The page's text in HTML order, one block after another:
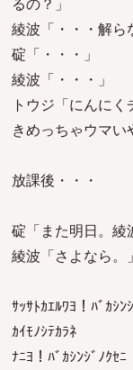
綾波「・・・解ら
碇「・・・」
綾波「・・・」
トウジ「にんに
きめっちゃウマい
放課後・・・
碇「また明日。綾
綾波「さよなら。」
ｻｯｻﾄｶｴﾙﾜﾖ！ﾊﾞｶｼﾝ
ｶｲﾓﾉｼﾃｶﾗﾈ
ﾅﾆﾖ！ﾊﾞｶｼﾝｼﾞﾉｸｾﾆ